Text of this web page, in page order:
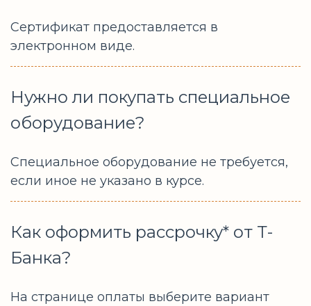
Сертификат предоставляется в
электронном виде.
Нужно ли покупать специальное
оборудование?
Специальное оборудование не требуется,
если иное не указано в курсе.
Как оформить рассрочку* от Т-
Банка?
На странице оплаты выберите вариант